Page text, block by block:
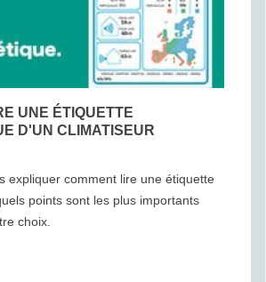
UNE ÉTIQUETTE
D'UN CLIMATISEUR
expliquer comment lire une étiquette
points sont les plus importants
choix.